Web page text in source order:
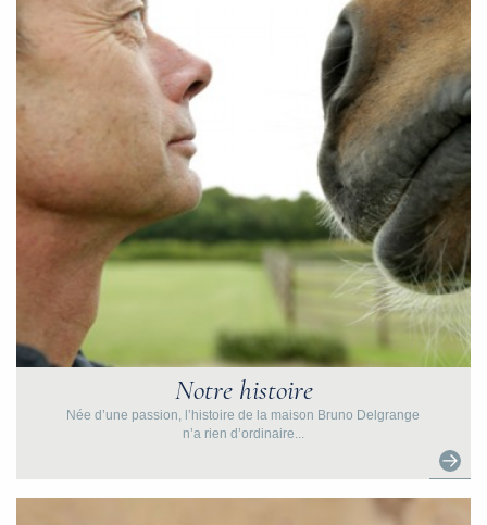
Notre histoire
Née d’une passion, l’histoire de la maison Bruno Delgrange
n’a rien d’ordinaire...